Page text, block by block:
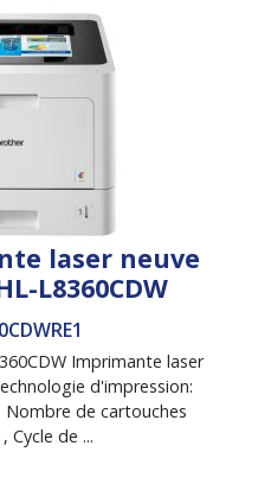
laser neuve
L8360CDW
Imprimante laser
d'impression:
Nombre de cartouches
Cycle de ...